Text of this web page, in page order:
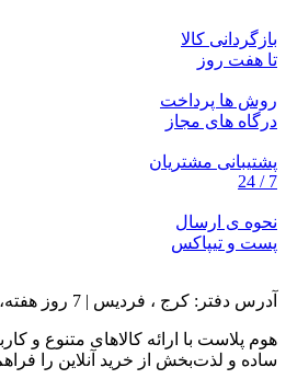
بازگردانی کالا
تا هفت روز
روش ها پرداخت
درگاه های مجاز
پشتیبانی مشتریان
7 / 24
نحوه ی ارسال
پست و تیپاکس
آدرس دفتر: کرج ، فردیس | 7 روز هفته، 24 ساعته
هوم پلاست با ارائه کالاهای متنوع و
ساده و لذت‌بخش از خرید آنلاین را